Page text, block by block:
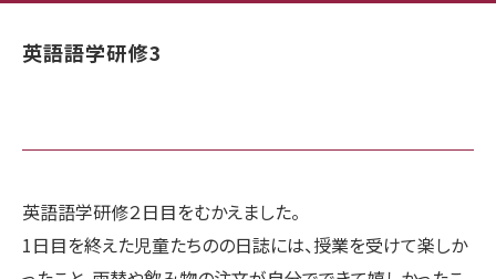
英語語学研修3
英語語学研修２日目をむかえました。
1日目を終えた児童たちのの日誌には、授業を受けて楽しか